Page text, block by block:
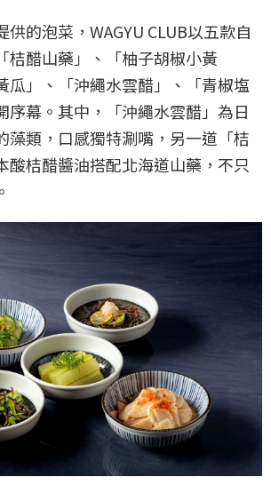
的泡菜，WAGYU CLUB以五款自
桔醋山藥」、「柚子胡椒小黃
瓜」、「沖繩水雲醋」、「青椒塩
序幕。其中，「沖繩水雲醋」為日
藻類，口感獨特涮嘴，另一道「桔
酸桔醋醬油搭配北海道山藥，不只